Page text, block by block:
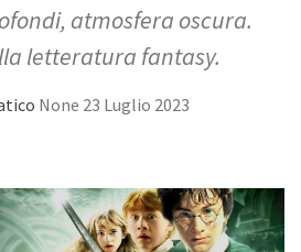
atmosfera oscura.
letteratura fantasy.
None 23 Luglio 2023